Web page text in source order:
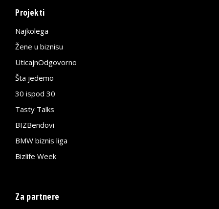
Projekti
Najkolega
Žene u biznisu
UticajnOdgovorno
Šta jedemo
30 ispod 30
Tasty Talks
BIZBendovi
BMW biznis liga
Bizlife Week
Za partnere